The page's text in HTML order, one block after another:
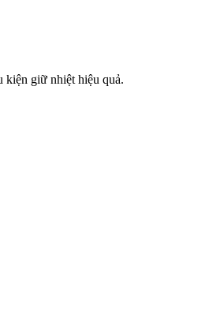
kiện giữ nhiệt hiệu quả.